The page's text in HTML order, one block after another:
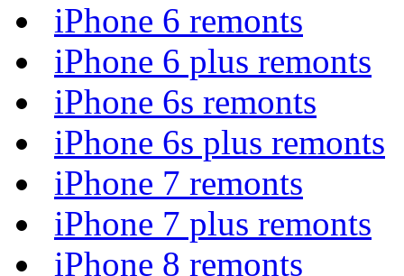
iPhone 6 remonts
iPhone 6 plus remonts
iPhone 6s remonts
iPhone 6s plus remonts
iPhone 7 remonts
iPhone 7 plus remonts
iPhone 8 remonts